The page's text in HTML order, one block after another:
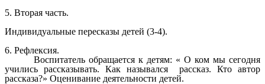
5. Вторая часть.
Индивидуальные пересказы детей (3-4).
6. Рефлексия.
Воспитатель обращается к детям: « О ком мы сегодня
учились рассказывать. Как назывался рассказ. Кто автор
рассказа?» Оценивание деятельности детей.